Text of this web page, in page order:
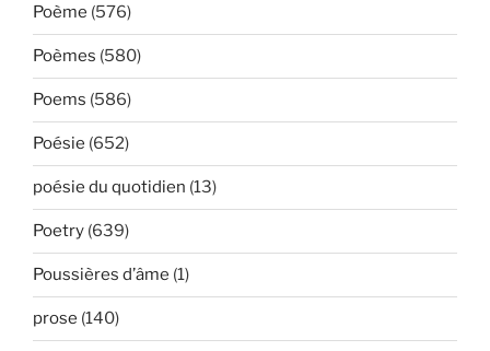
Poème (576)
Poèmes (580)
Poems (586)
Poésie (652)
poésie du quotidien (13)
Poetry (639)
Poussières d’âme (1)
prose (140)